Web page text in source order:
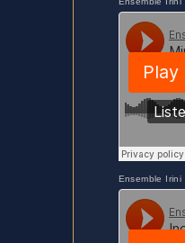
Ensemble Irini